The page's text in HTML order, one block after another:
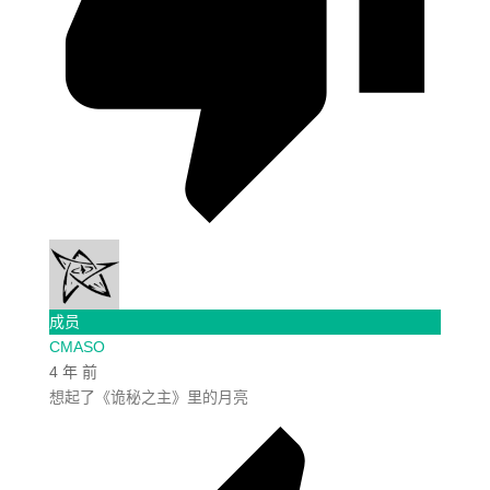
成员
CMASO
4 年 前
想起了《诡秘之主》里的月亮